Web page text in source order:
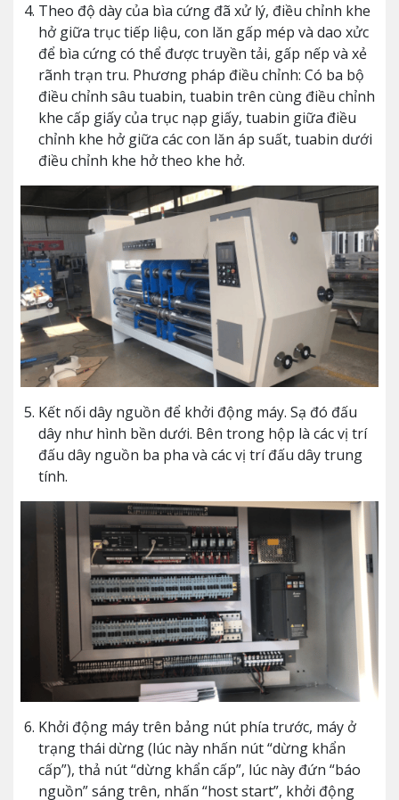
Theo độ dày của bìa cứng đã xử lý, điều chỉnh khe
hở giữa trục tiếp liệu, con lăn gấp mép và dao xửc
để bìa cứng có thể được truyền tải, gấp nếp và xẻ
rãnh trạn tru. Phương pháp điều chỉnh: Có ba bộ
điều chỉnh sâu tuabin, tuabin trên cùng điều chỉnh
khe cấp giấy của trục nạp giấy, tuabin giữa điều
chỉnh khe hở giữa các con lăn áp suất, tuabin dưới
điều chỉnh khe hở theo khe hở.
Kết nối dây nguồn để khởi động máy. Sạ đó đấu
dây như hình bền dưới. Bên trong hộp là các vị trí
đấu dây nguồn ba pha và các vị trí đấu dây trung
tính.
Khởi động máy trên bảng nút phía trước, máy ở
trạng thái dừng (lúc này nhấn nút “dừng khẩn
cấp”), thả nút “dừng khẩn cấp”, lúc này đứn “báo
nguồn” sáng trên, nhấn “host start”, khởi động